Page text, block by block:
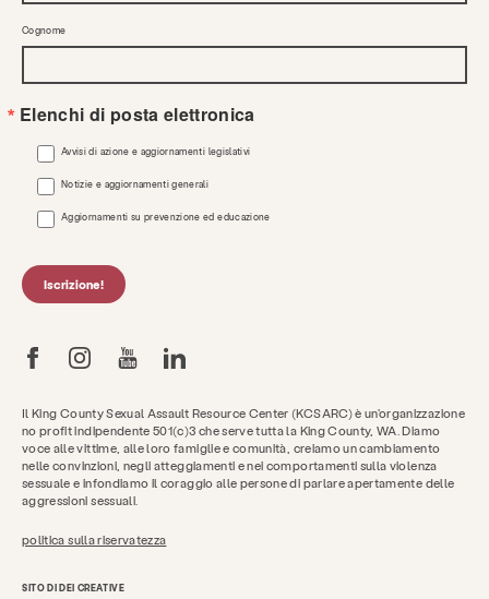
Il King County Sexual Assault Resource Center (KCSARC) è un'organizzazione
no profit indipendente 501(c)3 che serve tutta la King County, WA. Diamo
voce alle vittime, alle loro famiglie e comunità, creiamo un cambiamento
nelle convinzioni, negli atteggiamenti e nei comportamenti sulla violenza
sessuale e infondiamo il coraggio alle persone di parlare apertamente delle
aggressioni sessuali.
politica sulla riservatezza
SITO DI DEI CREATIVE
Cognome
Elenchi di posta elettronica
Avvisi di azione e aggiornamenti legislativi
Notizie e aggiornamenti generali
Aggiornamenti su prevenzione ed educazione
Iscrizione!